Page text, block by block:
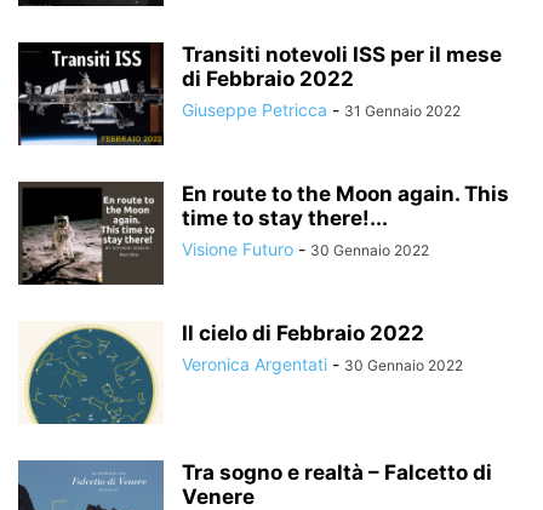
Transiti notevoli ISS per il mese
di Febbraio 2022
Giuseppe Petricca - 31 Gennaio 2022
En route to the Moon again. This
time to stay there!...
Visione Futuro - 30 Gennaio 2022
Il cielo di Febbraio 2022
Veronica Argentati - 30 Gennaio 2022
Tra sogno e realtà – Falcetto di
Venere